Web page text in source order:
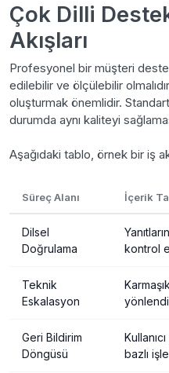
Çok Dilli
Akışları
Profesyonel bir müşteri
edilebilir ve ölçülebilir
oluşturmak önemlidir.
durumda aynı kaliteyi
Aşağıdaki tablo, örnek bir iş
Süreç Alanı İçerik
Dilsel
Doğrulama
kontrol
Teknik
Eskalasyon
Geri Bildirim
Döngüsü
bazlı